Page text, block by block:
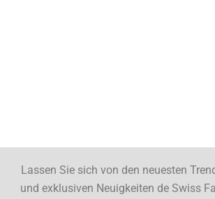
Lassen Sie sich von den neuesten
und exklusiven Neuigkeiten de Swiss